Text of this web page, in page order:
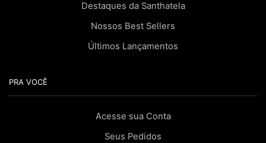
Destaques da Santhatela
Nossos Best Sellers
Últimos Lançamentos
PRA VOCÊ
Acesse sua Conta
Seus Pedidos